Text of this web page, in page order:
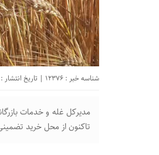
شناسه خبر : 12376 | تاریخ انتشار : 31 تیر 1403 - 16:03 |
مدیرکل غله و خدمات
تاکنون از محل خرید تضمینی این محصول، ۸۲ هزار و ۳۵۰ میلیارد